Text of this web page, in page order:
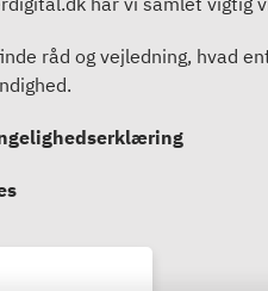
råd og vejledning, hvad